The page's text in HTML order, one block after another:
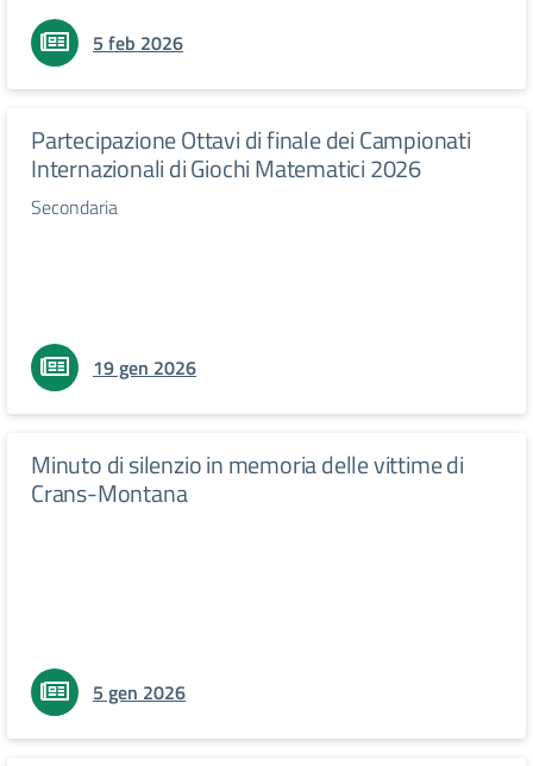
5 feb 2026
Partecipazione Ottavi di finale dei Campionati
Internazionali di Giochi Matematici 2026
Secondaria
19 gen 2026
Minuto di silenzio in memoria delle vittime di
Crans-Montana
5 gen 2026